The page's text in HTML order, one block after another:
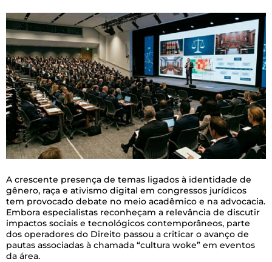
A crescente presença de temas ligados à identidade de
gênero, raça e ativismo digital em congressos jurídicos
tem provocado debate no meio acadêmico e na advocacia.
Embora especialistas reconheçam a relevância de discutir
impactos sociais e tecnológicos contemporâneos, parte
dos operadores do Direito passou a criticar o avanço de
pautas associadas à chamada “cultura woke” em eventos
da área.